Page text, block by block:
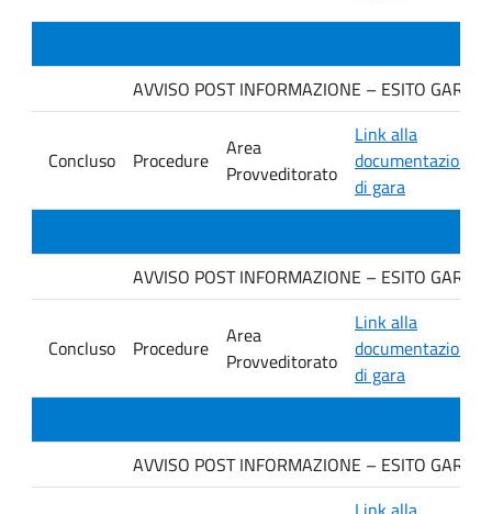
AVVISO POST INFORMAZIONE – ESITO GARA
Concluso Procedure
Area
Provveditorato
Link alla
documentazione
di gara
AVVISO POST INFORMAZIONE – ESITO GARA
Concluso Procedure
Area
Provveditorato
Link alla
documentazione
di gara
AVVISO POST INFORMAZIONE – ESITO GARA